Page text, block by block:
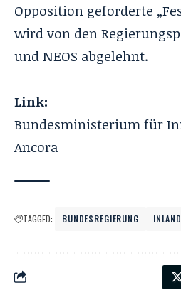
Opposition geforderte
wird von den
und NEOS abgelehnt.
Link:
Bundesministerium für
Ancora
TAGGED: BUNDESREGIERUNG INLAND